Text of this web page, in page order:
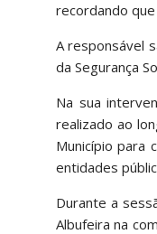
recordando
A responsável
da Segurança
Na sua
realizado ao
Município para
entidades
Durante a
Albufeira na